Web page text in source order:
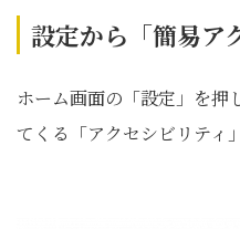
設定から「簡易ア
ホーム画面の「設定」を押
てくる「アクセシビリティ